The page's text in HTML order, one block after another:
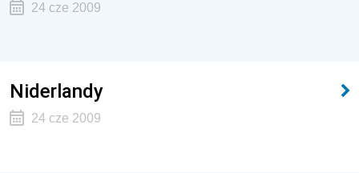
24 cze 2009
Niderlandy
24 cze 2009